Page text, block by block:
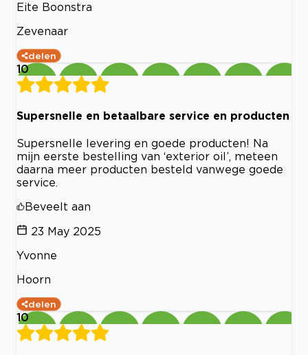
Eite Boonstra
Zevenaar
delen
10
Supersnelle en betaalbare service en producten
Supersnelle levering en goede producten! Na
mijn eerste bestelling van ‘exterior oil’, meteen
daarna meer producten besteld vanwege goede
service.
Beveelt aan
23 May 2025
Yvonne
Hoorn
delen
10